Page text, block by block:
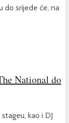
do srijede će, na
National do
kao i DJ